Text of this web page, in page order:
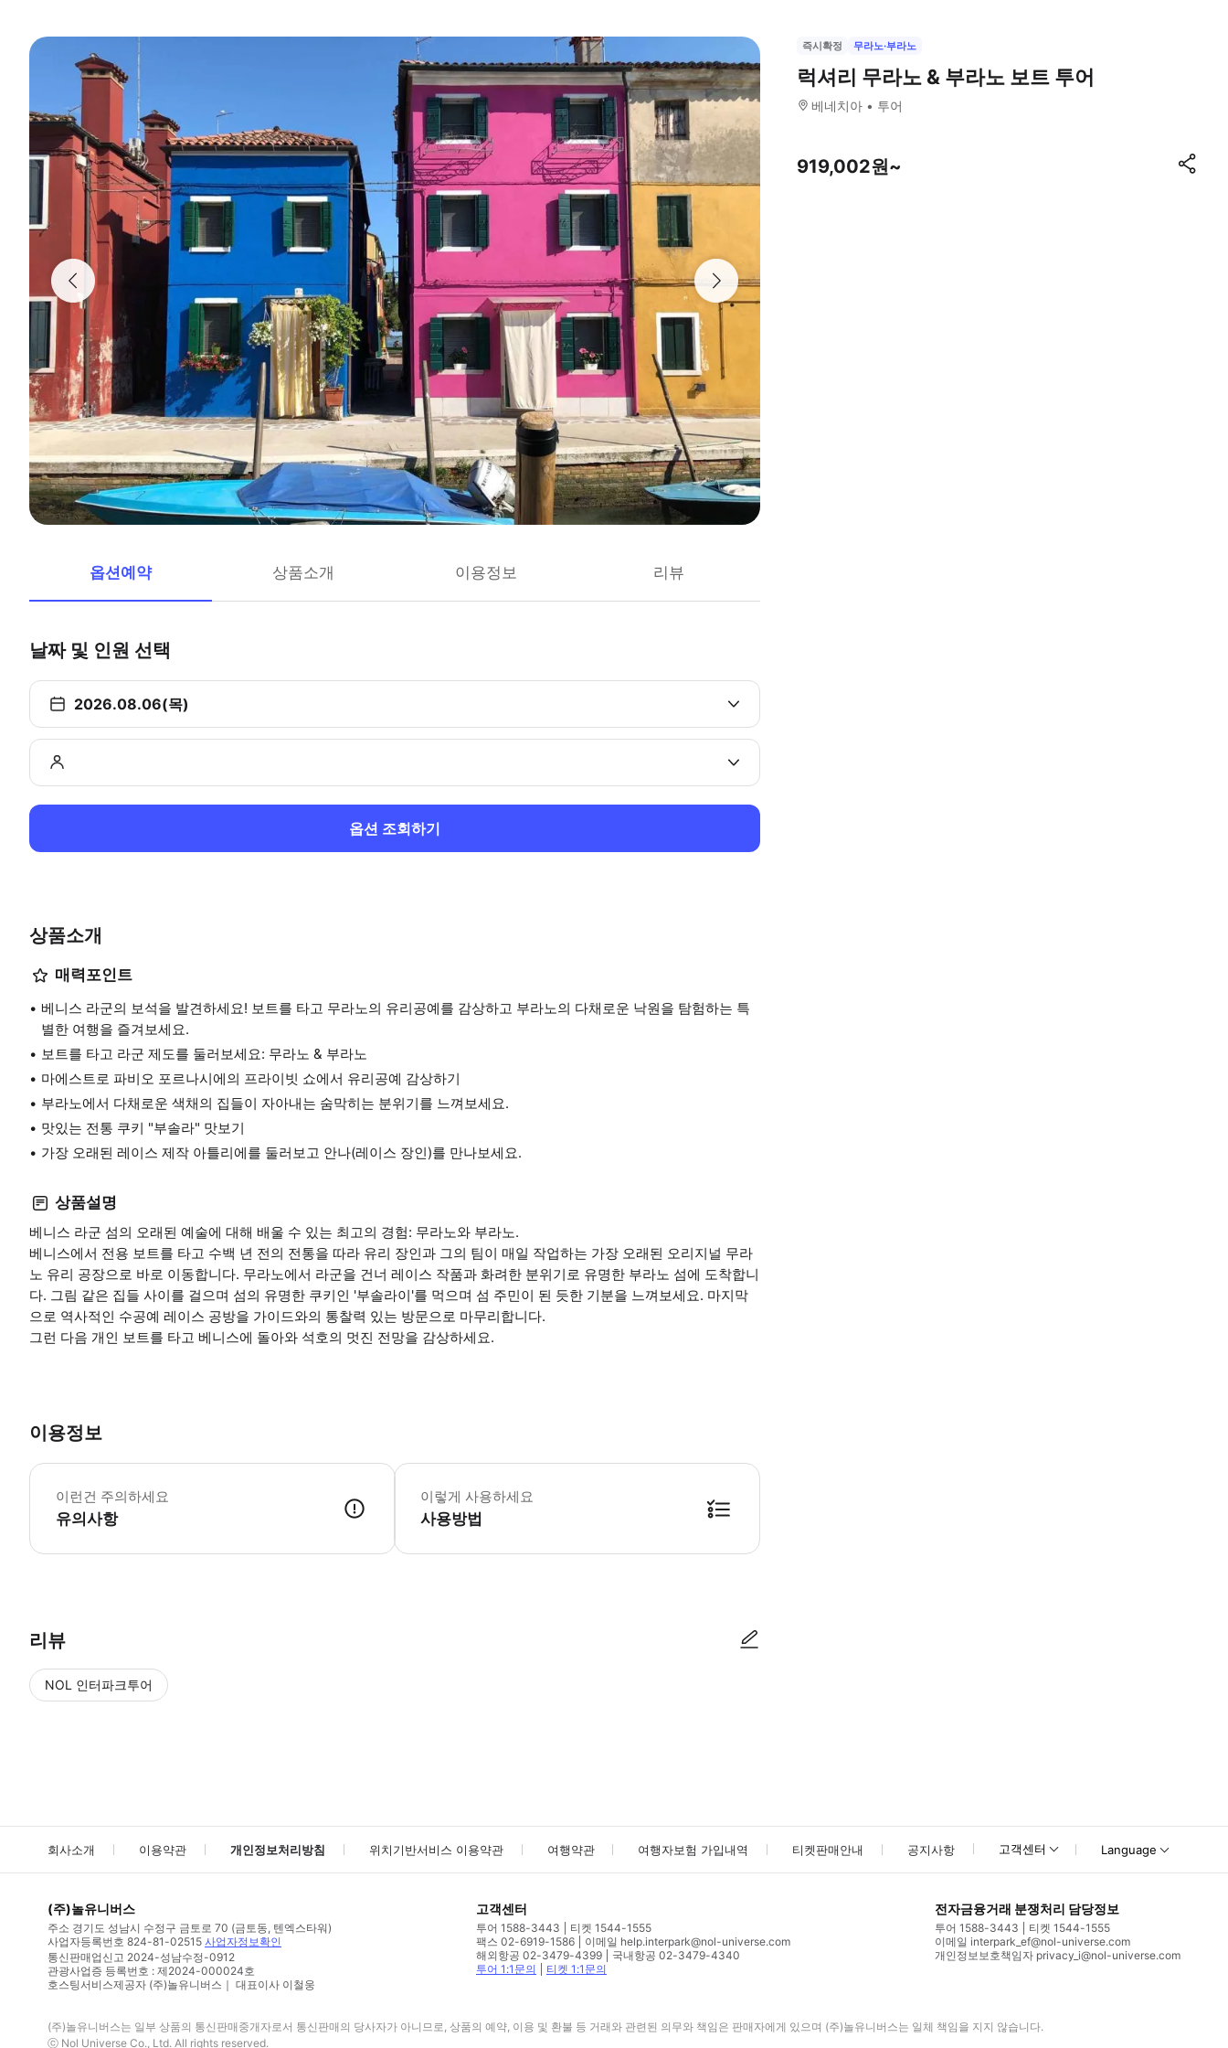
옵션예약 상품소개 이용정보 리뷰
날짜 및 인원 선택
2026.08.06(목)
옵션 조회하기
상품소개
매력포인트
베니스 라군의 보석을 발견하세요! 보트를 타고 무라노의 유리공예를 감상하고 부라노의 다채로운 낙원을 탐험하는 특
별한 여행을 즐겨보세요.
보트를 타고 라군 제도를 둘러보세요: 무라노 & 부라노
마에스트로 파비오 포르나시에의 프라이빗 쇼에서 유리공예 감상하기
부라노에서 다채로운 색채의 집들이 자아내는 숨막히는 분위기를 느껴보세요.
맛있는 전통 쿠키 "부솔라" 맛보기
가장 오래된 레이스 제작 아틀리에를 둘러보고 안나(레이스 장인)를 만나보세요.
상품설명
베니스 라군 섬의 오래된 예술에 대해 배울 수 있는 최고의 경험: 무라노와 부라노.
베니스에서 전용 보트를 타고 수백 년 전의 전통을 따라 유리 장인과 그의 팀이 매일 작업하는 가장 오래된 오리지널 무라
노 유리 공장으로 바로 이동합니다. 무라노에서 라군을 건너 레이스 작품과 화려한 분위기로 유명한 부라노 섬에 도착합니
다. 그림 같은 집들 사이를 걸으며 섬의 유명한 쿠키인 '부솔라이'를 먹으며 섬 주민이 된 듯한 기분을 느껴보세요. 마지막
으로 역사적인 수공예 레이스 공방을 가이드와의 통찰력 있는 방문으로 마무리합니다.
그런 다음 개인 보트를 타고 베니스에 돌아와 석호의 멋진 전망을 감상하세요.
이용정보
이런건 주의하세요
유의사항
이 투어는 비가 오나 눈이 오나 진행됩니다. * 소요시간 : 240분 (옵션에 따라 소요 시간이 다를 수 있으니, 예약 시 확인 부탁드립니다.)
이렇게 사용하세요
사용방법
리뷰
NOL 인터파크투어
즉시확정 무라노·부라노
럭셔리 무라노 & 부라노 보트 투어
베네치아 투어
919,002원~
회사소개 이용약관 개인정보처리방침 위치기반서비스 이용약관 여행약관 여행자보험 가입내역 티켓판매안내 공지사항 고객센터 Language
(주)놀유니버스
주소 경기도 성남시 수정구 금토로 70 (금토동, 텐엑스타워)
사업자등록번호 824-81-02515 사업자정보확인
통신판매업신고 2024-성남수정-0912
관광사업증 등록번호 : 제2024-000024호
호스팅서비스제공자 (주)놀유니버스｜ 대표이사 이철웅
고객센터
투어 1588-3443
티켓 1544-1555
팩스 02-6919-1586
이메일 help.interpark@nol-universe.com
해외항공 02-3479-4399
국내항공 02-3479-4340
투어 1:1문의
티켓 1:1문의
전자금융거래 분쟁처리 담당정보
투어 1588-3443
티켓 1544-1555
이메일 interpark_ef@nol-universe.com
개인정보보호책임자 privacy_i@nol-universe.com
(주)놀유니버스는 일부 상품의 통신판매중개자로서 통신판매의 당사자가 아니므로, 상품의 예약, 이용 및 환불 등 거래와 관련된 의무와 책임은 판매자에게 있으며 (주)놀유니버스는 일체 책임을 지지 않습니다.
ⓒ Nol Universe Co., Ltd. All rights reserved.